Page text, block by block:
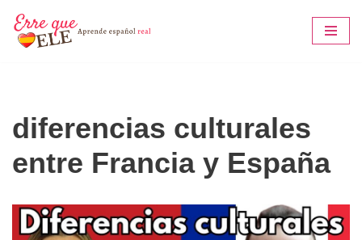
Saltar
diferencias culturales
entre Francia y España